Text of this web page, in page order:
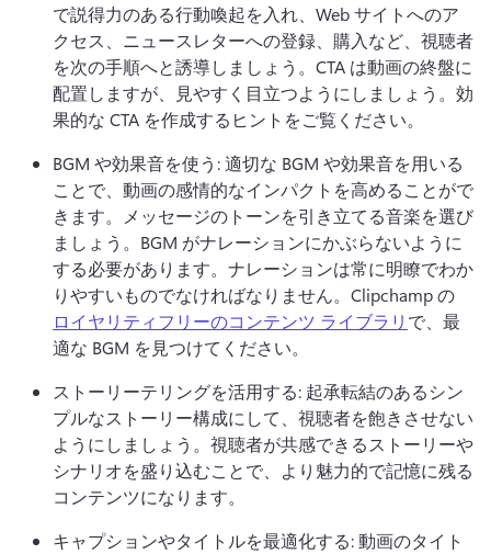
で説得力のある行動喚起を入れ、Web サイトへのア
クセス、ニュースレターへの登録、購入など、視聴者
を次の手順へと誘導しましょう。 CTA は動画の終盤に
配置しますが、見やすく目立つようにしましょう。 効
果的な CTA を作成するヒントをご覧ください。
BGM や効果音を使う: 適切な BGM や効果音を用いる
ことで、動画の感情的なインパクトを高めることがで
きます。
メッセージのトーンを引き立てる音楽を選び
ましょう。 BGM がナレーションにかぶらないように
する必要があります。 ナレーションは常に明瞭でわか
りやすいものでなければなりません。 Clipchamp の
ロイヤリティフリーのコンテンツ ライブラリ で、最
適な BGM を見つけてください。
ストーリーテリングを活用する: 起承転結のあるシン
プルなストーリー構成にして、視聴者を飽きさせない
ようにしましょう。 視聴者が共感できるストーリーや
シナリオを盛り込むことで、より魅力的で記憶に残る
コンテンツになります。
キャプションやタイトルを最適化する: 動画のタイト